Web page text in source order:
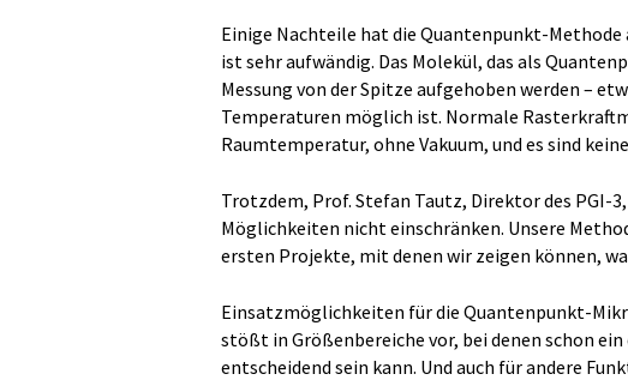
Einige Nachteile hat die Quantenpunkt-Methode
ist sehr aufwändig. Das Molekül, das als
Messung von der Spitze aufgehoben werden –
Temperaturen möglich ist. Normale
Raumtemperatur, ohne Vakuum, und es sind
Trotzdem, Prof. Stefan Tautz, Direktor des PGI-
Möglichkeiten nicht einschränken. Unsere
ersten Projekte, mit denen wir zeigen können,
Einsatzmöglichkeiten für die Quantenpunkt-
stößt in Größenbereiche vor, bei denen schon
entscheidend sein kann. Und auch für andere